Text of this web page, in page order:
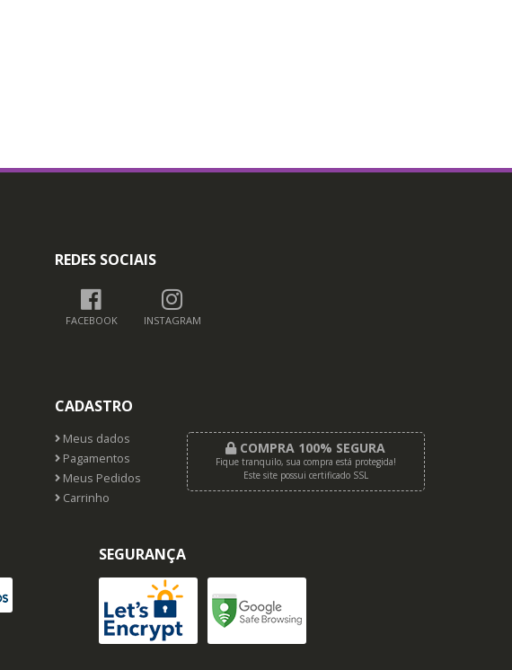
REDES SOCIAIS
FACEBOOK INSTAGRAM
CADASTRO
Meus dados
Pagamentos
Meus Pedidos
Carrinho
COMPRA 100% SEGURA
Fique tranquilo, sua compra está protegida!
Este site possui certificado SSL
SEGURANÇA